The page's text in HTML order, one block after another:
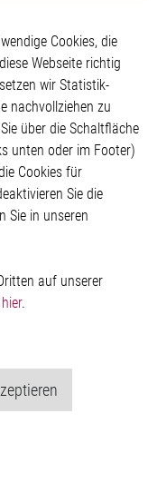
Cookies, die
Webseite richtig
wir Statistik-
nachvollziehen zu
über die Schaltfläche
unten oder im Footer)
Cookies für
Sie die
Sie in unseren
auf unserer
hier.